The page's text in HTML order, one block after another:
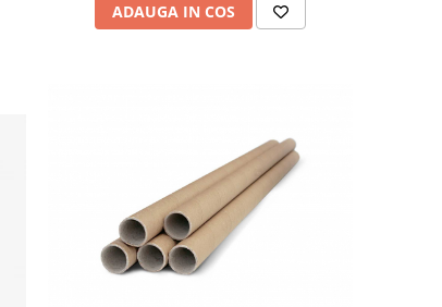
ADAUGA IN COS